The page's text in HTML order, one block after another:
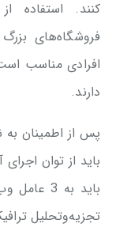
کنند. استفاده
فروشگاه‌های
افرادی مناسب
دارند.
پس از اطمینان به
باید از توان
باید به 3
تجزیه‌وتحلیل